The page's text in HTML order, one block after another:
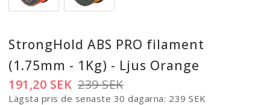
StrongHold ABS PRO filament
(1.75mm - 1Kg) - Ljus Orange
239 SEK
191,20 SEK
Lägsta pris de senaste 30 dagarna 239 SEK